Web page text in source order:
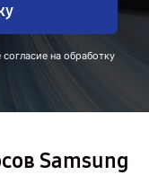
на обработку
Samsung